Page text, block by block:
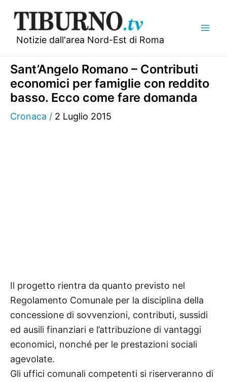
contenuto
Notizie dall'area Nord-Est di Roma
Sant’Angelo Romano – Contributi
economici per famiglie con reddito
basso. Ecco come fare domanda
Cronaca / 2 Luglio 2015
Il progetto rientra da quanto previsto nel
Regolamento Comunale per la disciplina della
concessione di sovvenzioni, contributi, sussidi
ed ausili finanziari e l’attribuzione di vantaggi
economici, nonché per le prestazioni sociali
agevolate.
Gli uffici comunali competenti si riserveranno di